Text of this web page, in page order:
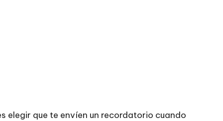
elegir que te envíen un recordatorio cuando